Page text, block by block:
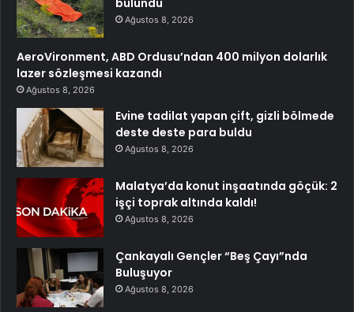
bulundu
Ağustos 8, 2026
AeroVironment, ABD Ordusu’ndan 400 milyon dolarlık
lazer sözleşmesi kazandı
Ağustos 8, 2026
Evine tadilat yapan çift, gizli bölmede
deste deste para buldu
Ağustos 8, 2026
Malatya’da konut inşaatında göçük: 2
işçi toprak altında kaldı!
Ağustos 8, 2026
Çankayalı Gençler “Beş Çayı”nda
Buluşuyor
Ağustos 8, 2026